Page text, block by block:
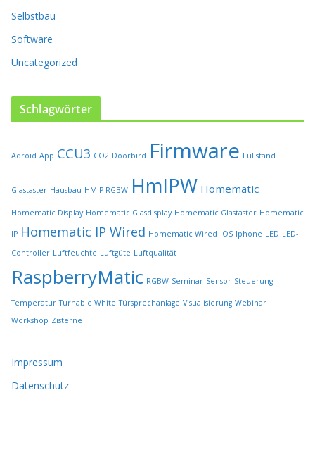
r
d
u
e
t
e
w
h
l
t
w
e
d
n
Selbstbau
Software
Uncategorized
Schlagwörter
Adroid App CCU3 CO2 Doorbird Firmware Füllstand
Glastaster Hausbau HMIP-RGBW HmIPW Homematic
Homematic Display Homematic Glasdisplay Homematic Glastaster Homematic
IP Homematic IP Wired Homematic Wired IOS Iphone LED LED-
Controller Luftfeuchte Luftgüte Luftqualität
RaspberryMatic RGBW Seminar Sensor Steuerung
Temperatur Turnable White Türsprechanlage Visualisierung Webinar
Workshop Zisterne
Impressum
Datenschutz